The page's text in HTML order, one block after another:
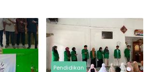
Pendidikan